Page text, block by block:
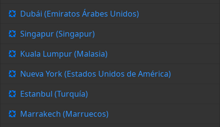
Dubái (Emiratos Árabes Unidos)
Singapur (Singapur)
Kuala Lumpur (Malasia)
Nueva York (Estados Unidos de América)
Estanbul (Turquía)
Marrakech (Marruecos)